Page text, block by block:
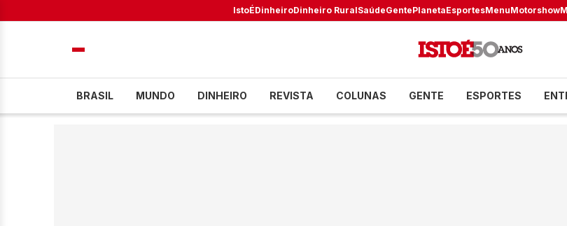
IstoÉDinheiroDinheiro RuralSaúdeGentePlanetaEsportesMenuMotorshow
BRASIL MUNDO DINHEIRO REVISTA COLUNAS GENTE ESPORTES